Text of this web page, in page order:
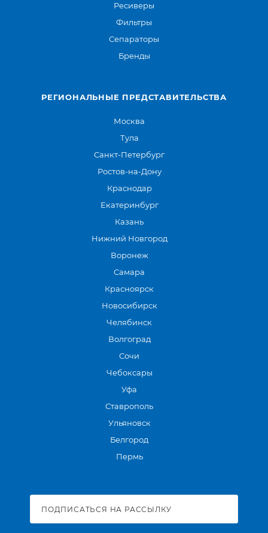
Ресиверы
Фильтры
Сепараторы
Бренды
РЕГИОНАЛЬНЫЕ ПРЕДСТАВИТЕЛЬСТВА
Москва
Тула
Санкт-Петербург
Ростов-на-Дону
Краснодар
Екатеринбург
Казань
Нижний Новгород
Воронеж
Самара
Красноярск
Новосибирск
Челябинск
Волгоград
Сочи
Чебоксары
Уфа
Ставрополь
Ульяновск
Белгород
Пермь
ПОДПИСАТЬСЯ НА РАССЫЛКУ